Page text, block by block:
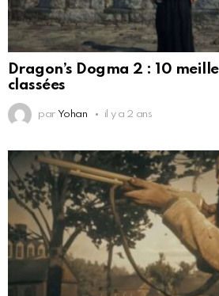
Dragon’s Dogma 2 : 10
classées
par Yohan il y a 2 ans